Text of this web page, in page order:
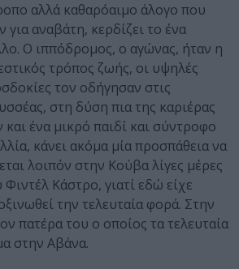
αλλά καθαρόαιμο άλογο που
για αναβάτη, κερδίζει το ένα
Ο ιππόδρομος, ο αγώνας, ήταν η
τρόπος ζωής, οι υψηλές
τον οδήγησαν στις
στη δύση πια της καριέρας
ένα μικρό παιδί και σύντροφο
κάνει ακόμα μία προσπάθεια να
λοιπόν στην Κούβα λίγες μέρες
Κάστρο, γιατί εδώ είχε
την τελευταία φορά. Στην
πατέρα του ο οποίος τα τελευταία
στην Αβάνα.